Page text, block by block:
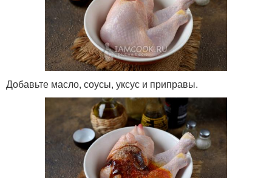
Добавьте масло, соусы, уксус и приправы.